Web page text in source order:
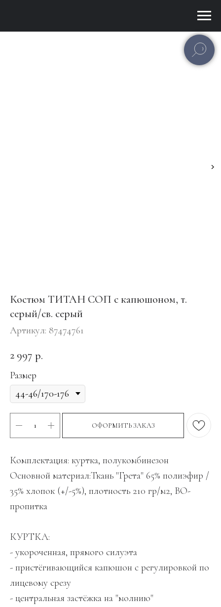
Костюм ТИТАН СОП с капюшоном, т.
серый/св. серый
Артикул: 87474761
2 997 р.
Размер
ОФОРМИТЬ ЗАКАЗ
Комплектация: куртка, полукомбинезон
Основной материал:Ткань "Грета" 65% полиэфир /
35% хлопок (+/-5%), плотность 210 гр/м2, ВО-
пропитка
КУРТКА:
- укороченная, прямого силуэта
- пристёгивающийся капюшон с регулировкой по
лицевому срезу
- центральная застёжка на "молнию"